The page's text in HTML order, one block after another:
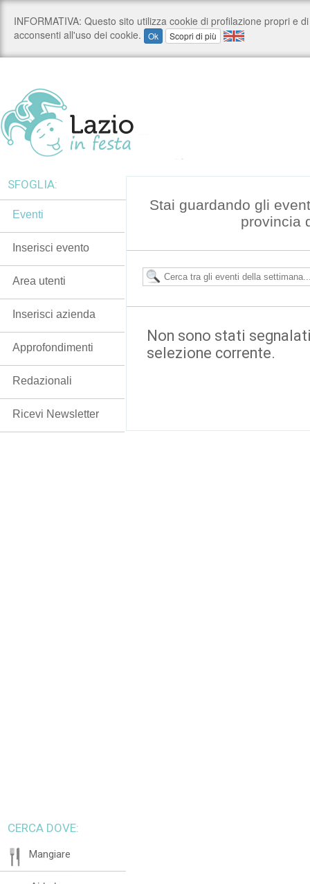
Stai guardando gli
provincia
Non sono stati
selezione corrente.
SFOGLIA:
Eventi
Inserisci evento
Area utenti
Inserisci azienda
Approfondimenti
Redazionali
Ricevi Newsletter
CERCA DOVE:
Mangiare